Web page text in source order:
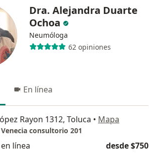
Dra. Alejandra Duarte
Ochoa
Neumóloga
62 opiniones
En línea
Rayon 1312, Toluca • Mapa
consultorio 201
línea desde $750